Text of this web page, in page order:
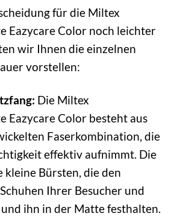
für die Miltex
Eazycare Color noch leichter
wir Ihnen die einzelnen
vorstellen:
Die Miltex
Eazycare Color besteht aus
Faserkombination, die
effektiv aufnimmt. Die
kleine Bürsten, die den
Ihrer Besucher und
ihn in der Matte festhalten.